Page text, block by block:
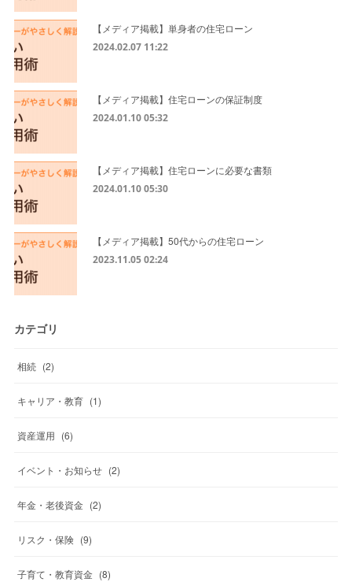
【メディア掲載】単身者の住宅ローン
2024.02.07 11:22
【メディア掲載】住宅ローンの保証制度
2024.01.10 05:32
【メディア掲載】住宅ローンに必要な書類
2024.01.10 05:30
【メディア掲載】50代からの住宅ローン
2023.11.05 02:24
カテゴリ
相続 (2)
キャリア・教育 (1)
資産運用 (6)
イベント・お知らせ (2)
年金・老後資金 (2)
リスク・保険 (9)
子育て・教育資金 (8)